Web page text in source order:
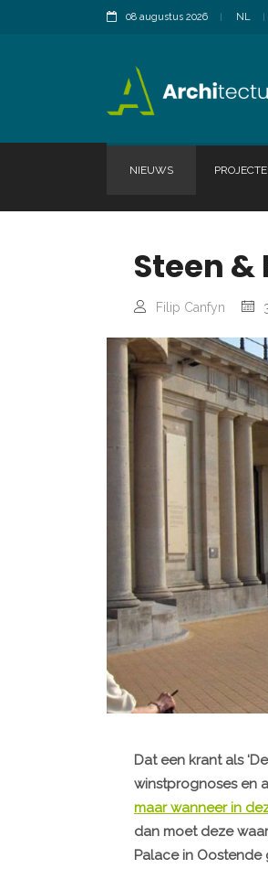
08 augustus 2026 NL
NIEUWS
Steen &
Filip Canfyn
Dat een krant als
winstprognoses en
maar wanneer in
dan moet deze
Palace in Oostende